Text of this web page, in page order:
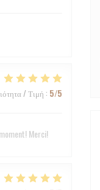
/ Τιμή : 5/5
Merci!